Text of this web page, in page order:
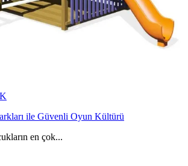
ile Güvenli Oyun Kültürü
en çok...